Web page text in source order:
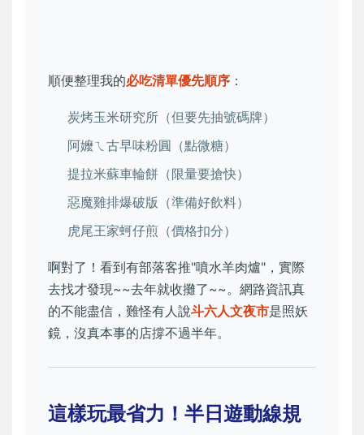
順便整理我的必吃清單優先順序 ：
炭烤玉米研究所（但要先抽號碼牌）
阿嬤ㄟ古早味粉圓（點微糖）
提拉米蘇車輪餅（限量要搶快）
惡魔雞排爆破版（準備好飲料）
虎尾王家蚵仔煎（價格扣分）
啊對了！看到有部落客推"噴水羊肉爐"，實際
去找才發現~~去年就收攤了~~。網路資訊真
的不能盡信，難怪有人說斗六人文夜市是照妖
鏡，沒真本事的店撐不過半年。
這樣玩最省力！半日遊動線規